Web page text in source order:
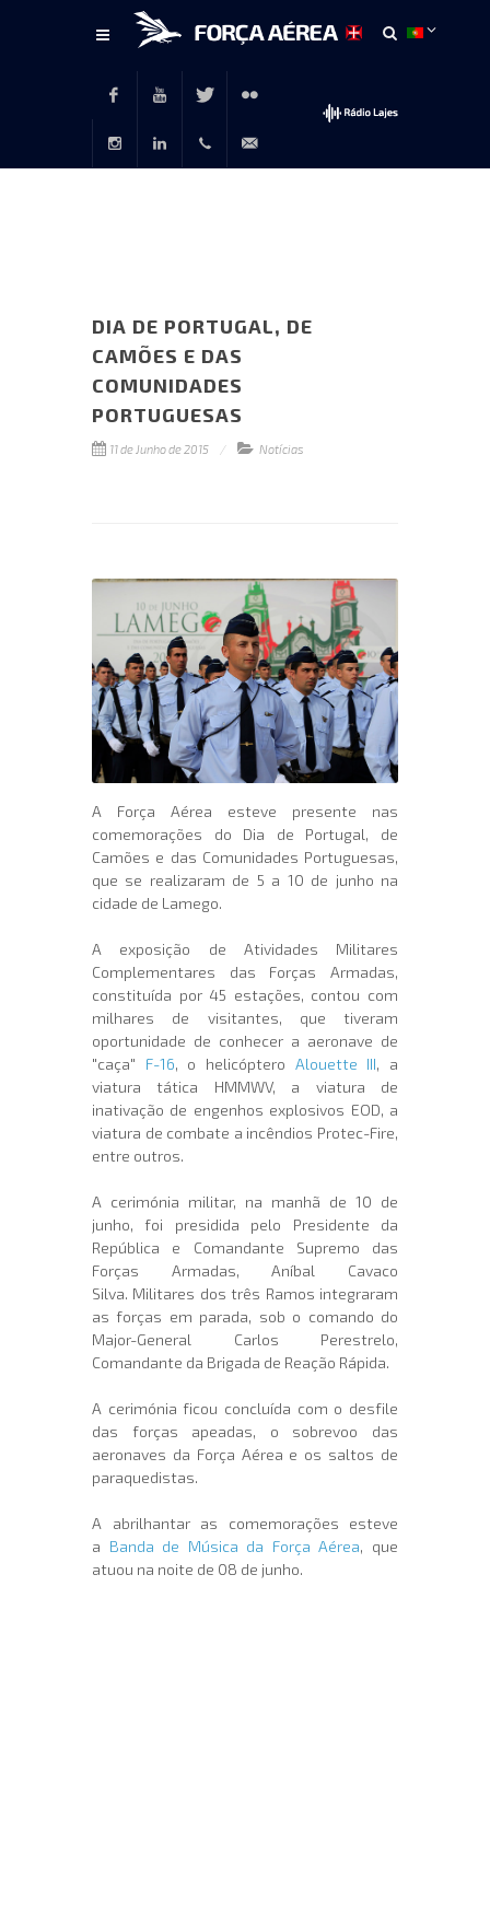
FacebookYoutubeTwitter Flickr
DIA DE PORTUGAL, DE
CAMÕES E DAS
COMUNIDADES
PORTUGUESAS
11 de Junho de 2015 Notícias
A Força Aérea esteve presente nas
comemorações do Dia de Portugal, de
Camões e das Comunidades Portuguesas,
que se realizaram de 5 a 10 de junho na
cidade de Lamego.
A exposição de Atividades Militares
Complementares das Forças Armadas,
constituída por 45 estações, contou com
milhares de visitantes, que tiveram
oportunidade de conhecer a aeronave de
"caça" F-16, o helicóptero Alouette III, a
viatura tática HMMWV, a viatura de
inativação de engenhos explosivos EOD, a
viatura de combate a incêndios Protec-Fire,
entre outros.
A cerimónia militar, na manhã de 10 de
junho, foi presidida pelo Presidente da
República e Comandante Supremo das
Forças Armadas, Aníbal Cavaco
Silva. Militares dos três Ramos integraram
as forças em parada, sob o comando do
Major-General Carlos Perestrelo,
Comandante da Brigada de Reação Rápida.
A cerimónia ficou concluída com o desfile
das forças apeadas, o sobrevoo das
aeronaves da Força Aérea e os saltos de
paraquedistas.
A abrilhantar as comemorações esteve
a Banda de Música da Força Aérea, que
atuou na noite de 08 de junho.